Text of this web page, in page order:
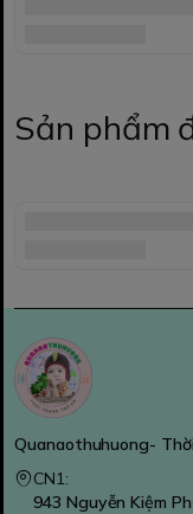
Sản phẩm
Quanaothuhuong-
CN1:
943 Nguyễn Kiệm